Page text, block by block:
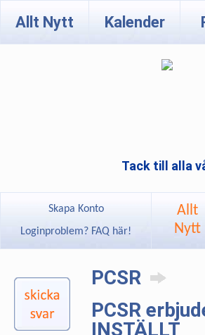
Allt Nytt Kalender
Tack till alla
Skapa Konto
Loginproblem? FAQ här!
Allt
Nytt
PCSR
PCSR
INSTÄLLT